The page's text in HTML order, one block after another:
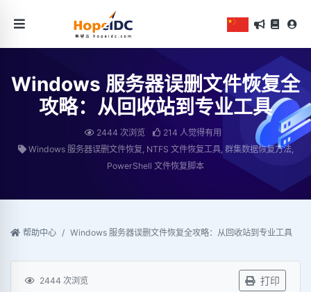
Windows 服务器误删文件恢复全
攻略：从回收站到专业工具
2444 次浏览
214 人觉得有用
Windows 服务器误删文件恢复, NTFS 文件恢复工具, 群集数据恢复方法,
PowerShell 文件恢复脚本
帮助中心 Windows 服务器误删文件恢复全攻略：从回收站到专业工具
2444 次浏览 打印